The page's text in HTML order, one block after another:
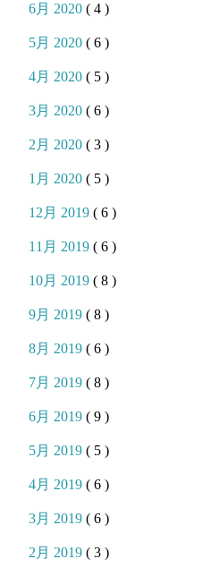
6月 2020( 4 )
5月 2020( 6 )
4月 2020( 5 )
3月 2020( 6 )
2月 2020( 3 )
1月 2020( 5 )
12月 2019( 6 )
11月 2019( 6 )
10月 2019( 8 )
9月 2019( 8 )
8月 2019( 6 )
7月 2019( 8 )
6月 2019( 9 )
5月 2019( 5 )
4月 2019( 6 )
3月 2019( 6 )
2月 2019( 3 )